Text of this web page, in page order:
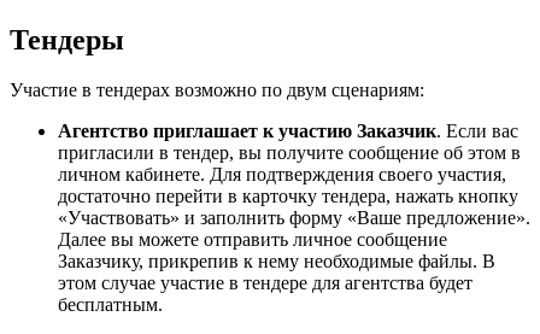
Тендеры
Участие в тендерах возможно по двум сценариям:
Агентство приглашает к участию Заказчик. Если вас
пригласили в тендер, вы получите сообщение об этом в
личном кабинете. Для подтверждения своего участия,
достаточно перейти в карточку тендера, нажать кнопку
«Участвовать» и заполнить форму «Ваше предложение».
Далее вы можете отправить личное сообщение
Заказчику, прикрепив к нему необходимые файлы. В
этом случае участие в тендере для агентства будет
бесплатным.